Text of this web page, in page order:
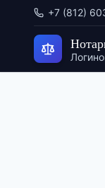
+7 (812)